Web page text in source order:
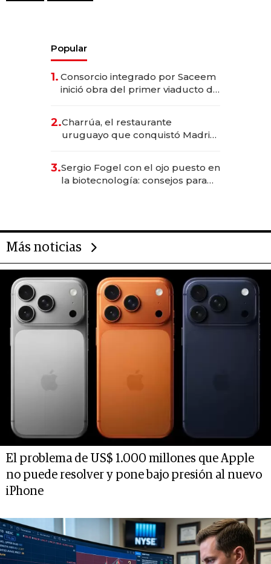
Popular
1. Consorcio integrado por Saceem
inició obra del primer viaducto de
millones
2.Charrúa, el restaurante
uruguayo que conquistó Madrid:
anticipación y prepara apertura
3.Sergio Fogel con el ojo puesto en
la biotecnología: consejos para
Más noticias
El problema de US$ 1.000 millones que Apple
no puede resolver y pone bajo presión al nuevo
iPhone